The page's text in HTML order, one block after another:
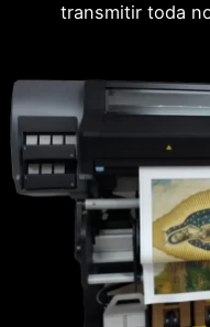
transmitir toda